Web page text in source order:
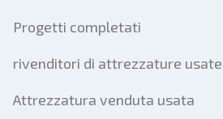
Progetti completati
rivenditori di attrezzature usate
Attrezzatura venduta usata